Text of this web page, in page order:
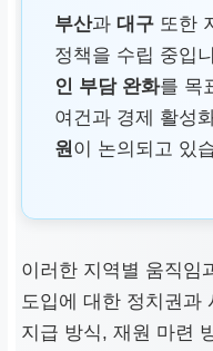
부산과 대구또한
정책을 수립 중입
인 부담 완화를 목
여건과 경제 활성
원이 논의되고 있
이러한 지역별 움직임
도입에 대한 정치권과
지급 방식, 재원 마련